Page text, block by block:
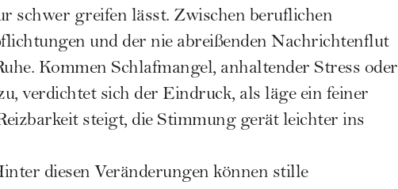
schwer greifen lässt. Zwischen beruflichen
und der nie abreißenden Nachrichtenflut
Kommen Schlafmangel, anhaltender Stress oder
verdichtet sich der Eindruck, als läge ein feiner
steigt, die Stimmung gerät leichter ins
diesen Veränderungen können stille